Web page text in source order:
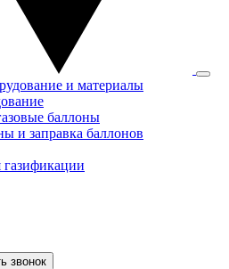
и материалы
баллоны
и заправка баллонов
звонок